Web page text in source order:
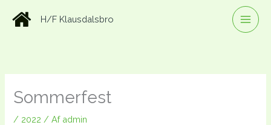
H/F Klausdalsbro
Sommerfest
/ 2022 / Af admin